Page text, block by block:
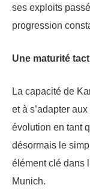
ses exploits
progression
Une maturité
La capacité de
et à s’adapter
évolution en tant
désormais le
élément clé dans
Munich.